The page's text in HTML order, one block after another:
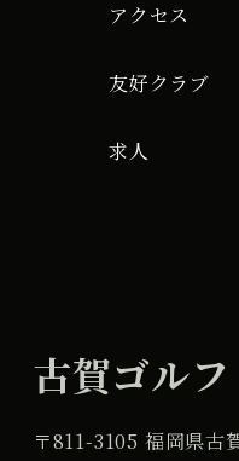
アクセス
友好クラブ
求人
古賀ゴル
〒811-3105 福岡県古